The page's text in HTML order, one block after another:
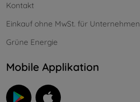
Kontakt
Einkauf ohne MwSt. für Unternehmen
Grüne Energie
Mobile Applikation